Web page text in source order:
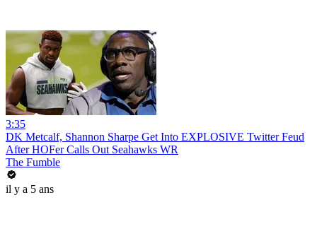
3:35
DK Metcalf, Shannon Sharpe Get Into EXPLOSIVE Twitter Feud
After HOFer Calls Out Seahawks WR
The Fumble
il y a 5 ans